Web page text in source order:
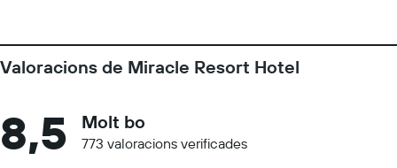
Valoracions de Miracle Resort Hotel
8,5 Molt bo
773 valoracions verificades